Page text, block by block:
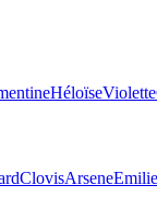
HéloïseViolette
ClovisArsene